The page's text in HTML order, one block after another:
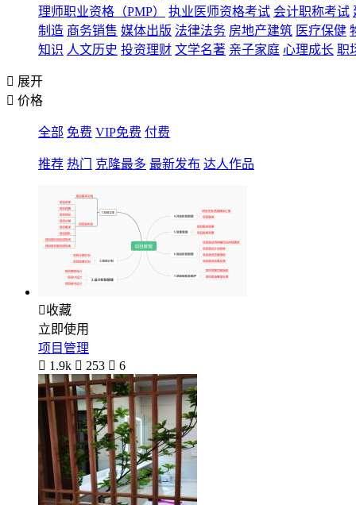
理师职业资格（PMP）
执业医师资格考试 会计职称考试
制造 商务销售 媒体出版 法律法务 房地产建筑 医疗保健
知识 人文历史 投资理财 文学名著 亲子家庭 心理成长 职
 展开
 价格
全部 免费 VIP免费 付费
推荐 热门 克隆最多 最新发布 达人作品
收藏
立即使用
项目管理
 1.9k  253  6